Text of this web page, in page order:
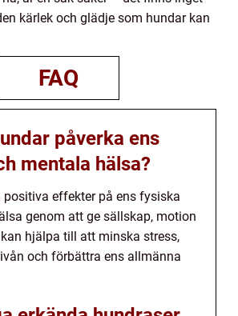
kärlek och glädje som hundar kan
FAQ
påverka ens
mentala hälsa?
positiva effekter på ens fysiska
genom att ge sällskap, motion
hjälpa till att minska stress,
och förbättra ens allmänna